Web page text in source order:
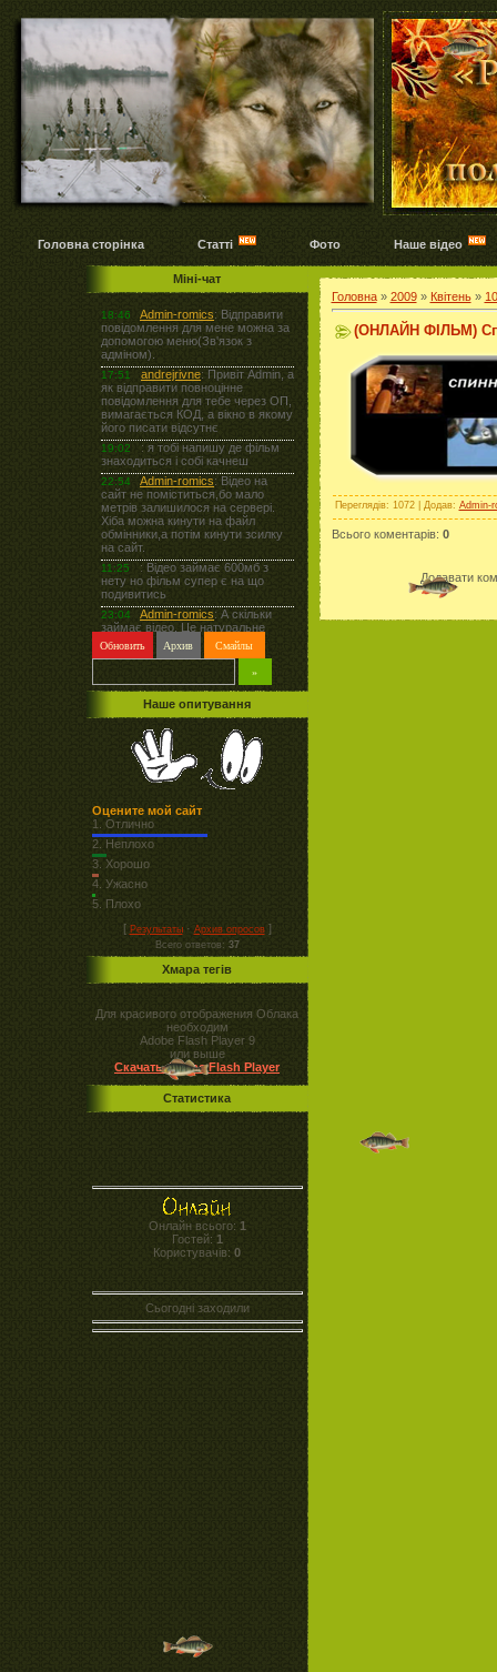
Головна сторінка Статті Фото Наше відео
Міні-чат
Наше опитування
Оцените мой сайт
1. Отлично
2. Неплохо
3. Хорошо
4. Ужасно
5. Плохо
[ Результаты· Архив опросов]
Всего ответов: 37
Хмара тегів
Для красивого отображения Облака
необходим
Adobe Flash Player 9
или выше
Скачать Adobe Flash Player
Статистика
Онлайн всього: 1
Гостей: 1
Користувачів: 0
Сьогодні заходили
Головна» 2009 » Квітень » 10
(ОНЛАЙН ФІЛЬМ)
Переглядів: 1072 | Додав: Admin-
Всього коментарів: 0
Додавати